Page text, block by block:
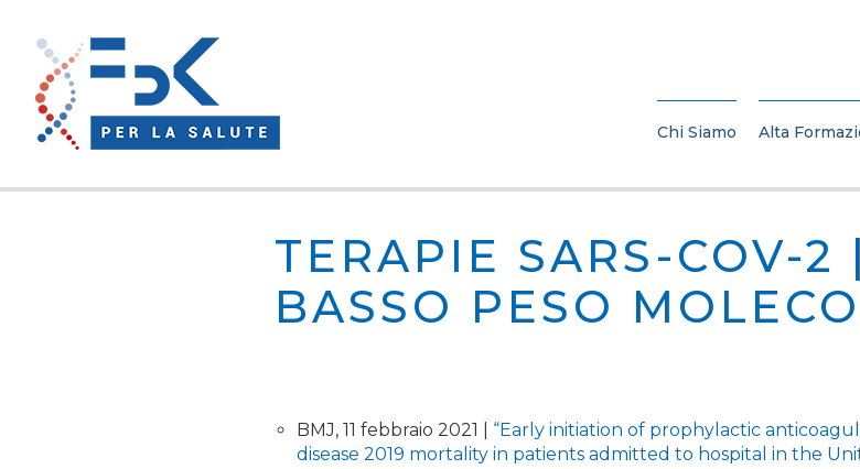
Chi Siamo Alta
TERAPIE SARS-COV-2
BASSO PESO
BMJ, 11 febbraio 2021 | “Early initiation of prophylactic
disease 2019 mortality in patients admitted to hospital in the